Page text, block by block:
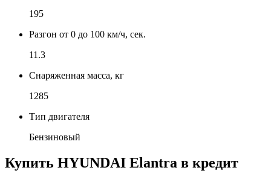
195
Разгон от 0 до 100 км/ч, сек.
11.3
Снаряженная масса, кг
1285
Тип двигателя
Бензиновый
Купить HYUNDAI Elantra в кредит